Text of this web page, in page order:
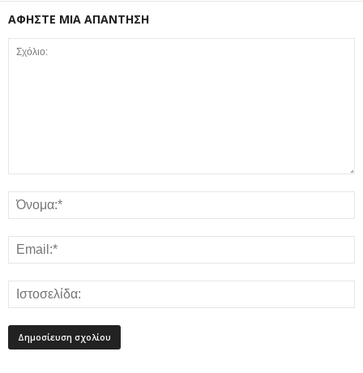
ΑΦΗΣΤΕ ΜΙΑ ΑΠΑΝΤΗΣΗ